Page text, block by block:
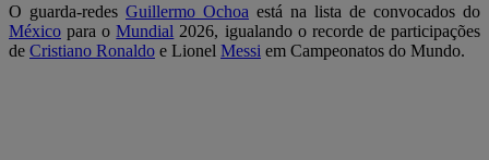
O guarda-redes Guillermo Ochoa está na lista de convocados do
México para oMundial 2026, igualando o recorde de participações
de Cristiano Ronaldo e Lionel Messi em Campeonatos do Mundo.